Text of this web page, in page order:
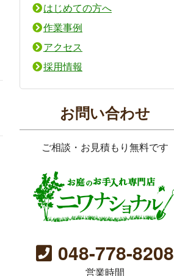
はじめての方へ
作業事例
アクセス
採用情報
お問い合わせ
ご相談・お見積もり無料です
048-778-8208
営業時間